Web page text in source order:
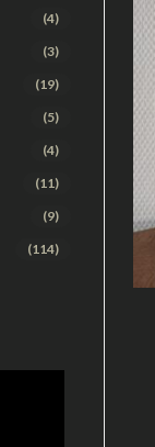
(4)
(3)
(19)
(5)
(4)
(11)
(9)
(114)